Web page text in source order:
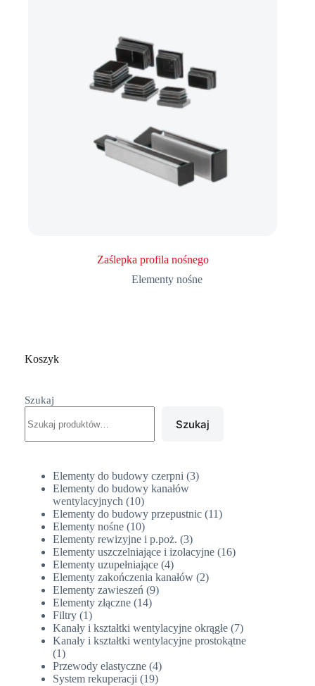
Zaślepka profila nośnego
Elementy nośne
Koszyk
Szukaj
Szukaj
Elementy do budowy czerpni 33
Elementy do budowy kanałów
wentylacyjnych
1010
produktów
Elementy do budowy przepustnic 1111
Elementy nośne 1010
produktów
Elementy rewizyjne i p.poż. 33
produkty
Elementy uszczelniające i izolacyjne 1616
Elementy uzupełniające 44
produkty
Elementy zakończenia kanałów 22
Elementy zawieszeń 99
Elementy złączne 1414
Filtry 11
produkt
Kanały i kształtki wentylacyjne okrągłe 77
produktów
Kanały i kształtki wentylacyjne prostokątne
11
produkt
Przewody elastyczne 44
produkty
System rekuperacji 1919